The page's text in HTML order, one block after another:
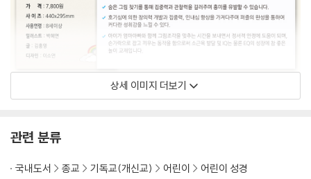
상세 이미지 더보기
관련 분류
국내도서 종교 기독교(개신교) 어린이
어린이 성경